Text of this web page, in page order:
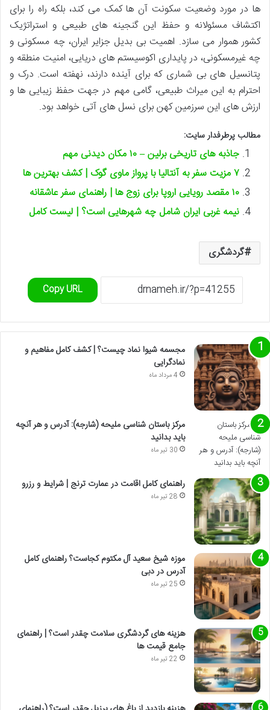
ها در مورد وضعیت سکونت آن ها کمک می کند، بلکه راه را برای
اکتشاف مسئولانه و حفظ این گنجینه های طبیعی و استراتژیک
کشور هموار می سازد. اهمیت بی بدیل جزایر ایران، چه مسکونی و
چه غیرمسکونی، در پایداری اکوسیستم های دریایی، امنیت منطقه و
پتانسیل های بی شماری که برای آینده دارند، نهفته است. درک و
احترام به این میراث طبیعی، گامی مهم در جهت حفظ زیبایی ها و
ارزش های این سرزمین کهن برای نسل های آتی خواهد بود.
مطالب پرطرفدار سایت:
جاذبه های تاریخی برلین – ۱۰ مکان دیدنی مهم
۷ مزیت سفر به آنتالیا با پرواز ماوی گوک | کشف بهترین ها
۱۰ مقصد رویایی اروپا برای زوج ها | راهنمای سفر عاشقانه
نیمه غربی ایران شامل چه شهرهایی است؟ | لیست کامل
گردشگری
Copy URL
مجسمه شیوا نماد چیست؟ | کشف کامل مفاهیم و
نمادگرایی
4 مرداد ماه
مرکز باستان شناسی ملیحه (شارجه): آدرس و هر آنچه
باید بدانید
30 تیر ماه
راهنمای کامل اقامت در عمارت ترنج | شرایط و رزرو
28 تیر ماه
موزه شیخ سعید آل مکتوم کجاست؟ راهنمای کامل
آدرس در دبی
25 تیر ماه
هزینه های گردشگری سلامت چقدر است؟ | راهنمای
جامع قیمت ها
22 تیر ماه